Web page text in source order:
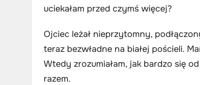
uciekałam przed czymś więcej?
Ojciec leżał nieprzytomny,
teraz bezwładne na białej pościeli.
Wtedy zrozumiałam, jak bardzo się
razem.